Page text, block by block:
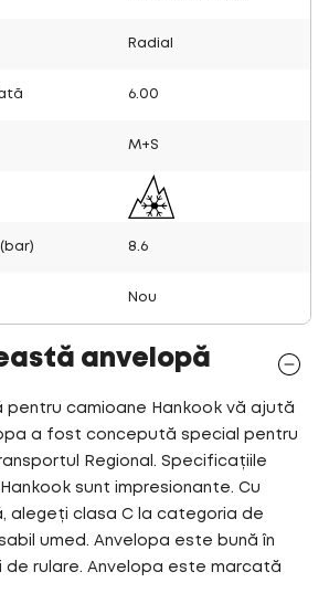
Radial
6.00
M+S
8.6
Nou
anvelopă
pentru camioane Hankook vă ajută
a fost concepută special pentru
Regional. Specificațiile
sunt impresionante. Cu
alegeți clasa C la categoria de
umed. Anvelopa este bună în
de rulare. Anvelopa este marcată